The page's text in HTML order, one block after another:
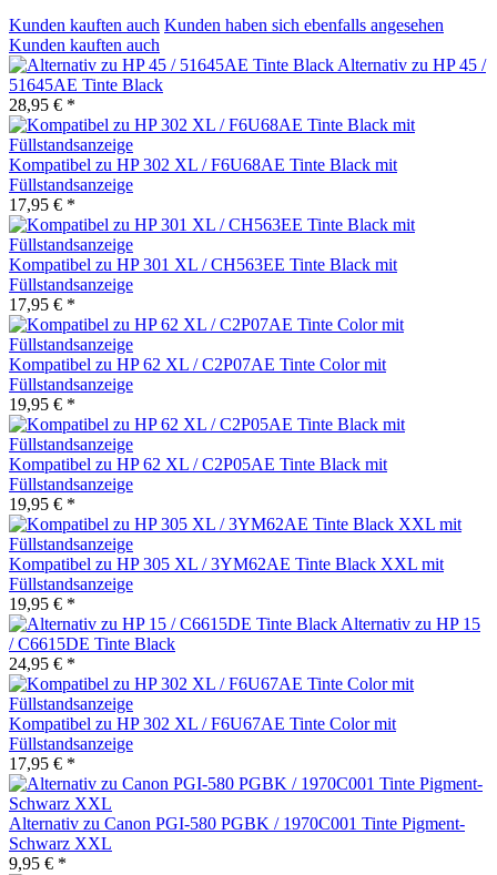
Kunden kauften auch Kunden haben sich ebenfalls angesehen
Kunden kauften auch
Alternativ zu HP 45 /
51645AE Tinte Black
28,95 € *
Kompatibel zu HP 302 XL / F6U68AE Tinte Black mit
Füllstandsanzeige
17,95 € *
Kompatibel zu HP 301 XL / CH563EE Tinte Black mit
Füllstandsanzeige
17,95 € *
Kompatibel zu HP 62 XL / C2P07AE Tinte Color mit
Füllstandsanzeige
19,95 € *
Kompatibel zu HP 62 XL / C2P05AE Tinte Black mit
Füllstandsanzeige
19,95 € *
Kompatibel zu HP 305 XL / 3YM62AE Tinte Black XXL mit
Füllstandsanzeige
19,95 € *
Alternativ zu HP 15
/ C6615DE Tinte Black
24,95 € *
Kompatibel zu HP 302 XL / F6U67AE Tinte Color mit
Füllstandsanzeige
17,95 € *
Alternativ zu Canon PGI-580 PGBK / 1970C001 Tinte Pigment-
Schwarz XXL
9,95 € *